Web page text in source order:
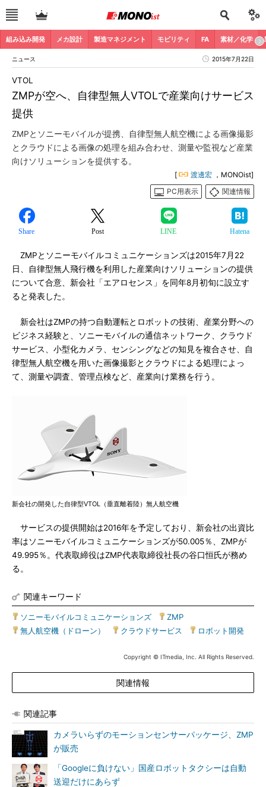
組み込み開発 メカ設計 製造マネジメント モビリティ FA 素材／化学
ニュース 2015年7月22日
ZMPが空へ、自律型無人VTOLで産業向けサービス
提供
VTOL
ZMPとソニーモバイルが提携、自律型無人航空機による画像撮影
とクラウドによる画像の処理を組み合わせ、測量や監視など産業
向けソリューションを提供する。
[ 渡邊宏 ，MONOist]
PC用表示
関連情報
Share Post LINE Hatena
ZMPとソニーモバイルコミュニケーションズは2015年7月22
日、自律型無人飛行機を利用した産業向けソリューションの提供
について合意、新会社「エアロセンス」を同年8月初旬に設立す
ると発表した。
新会社はZMPの持つ自動運転とロボットの技術、産業分野への
ビジネス経験と、ソニーモバイルの通信ネットワーク、クラウド
サービス、小型化カメラ、センシングなどの知見を複合させ、自
律型無人航空機を用いた画像撮影とクラウドによる処理によっ
て、測量や調査、管理点検など、産業向け業務を行う。
新会社の開発した自律型VTOL（垂直離着陸）無人航空機
サービスの提供開始は2016年を予定しており、新会社の出資比
率はソニーモバイルコミュニケーションズが50.005％、ZMPが
49.995％。代表取締役はZMP代表取締役社長の谷口恒氏が務め
る。
関連キーワード
ソニーモバイルコミュニケーションズ ZMP
無人航空機（ドローン）
クラウドサービス ロボット開発
Copyright © ITmedia, Inc. All Rights Reserved.
関連情報
関連記事
カメラいらずのモーションセンサーパッケージ、ZMP
が販売
「Googleに負けない」国産ロボットタクシーは自動
送迎だけにあらず